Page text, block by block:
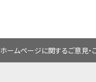
ホームページに関するご意見・